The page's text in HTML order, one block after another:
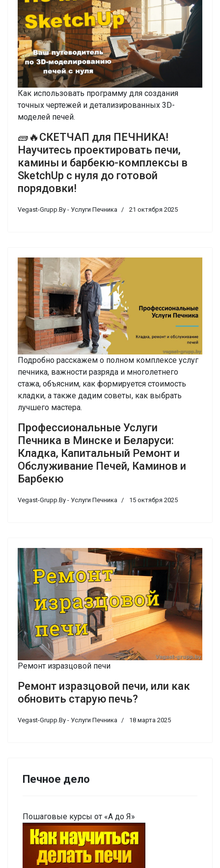
Как использовать программу для создания
точных чертежей и детализированных 3D-
моделей печей.
🧱🔥СКЕТЧАП для ПЕЧНИКА!
Научитесь проектировать печи,
камины и барбекю-комплексы в
SketchUp с нуля до готовой
порядовки!
Vegast-Grupp.By - Услуги Печника 21 октября 2025
Подробно расскажем о полном комплексе услуг
печника, важности разряда и многолетнего
стажа, объясним, как формируется стоимость
кладки, а также дадим советы, как выбрать
лучшего мастера.
Профессиональные Услуги
Печника в Минске и Беларуси:
Кладка, Капитальный Ремонт и
Обслуживание Печей, Каминов и
Барбекю
Vegast-Grupp.By - Услуги Печника 15 октября 2025
Ремонт изразцовой печи
Ремонт изразцовой печи, или как
обновить старую печь?
Vegast-Grupp.By - Услуги Печника 18 марта 2025
Печное дело
Пошаговые курсы от «А до Я»